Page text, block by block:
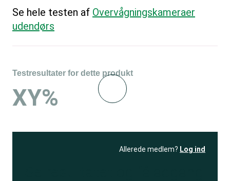
Se hele testen af Overvågningskameraer
udendørs
Testresultater for dette produkt
XY%
Allerede medlem? Log ind